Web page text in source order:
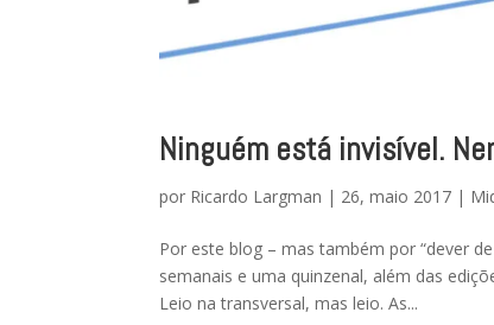
Ninguém está invisível.
por Ricardo Largman | 26, maio 2017 |
Por este blog – mas também por “dever
semanais e uma quinzenal, além das
Leio na transversal, mas leio. As...